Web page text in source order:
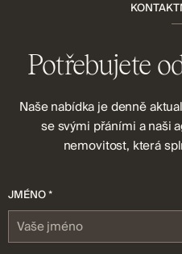
Potřebujete
Naše nabídka je denně
se svými přáními a naši
nemovitost, která
JMÉNO *